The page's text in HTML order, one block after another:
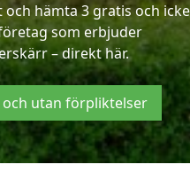
hämta 3 gratis och icke
som erbjuder
– direkt här.
och utan förpliktelser